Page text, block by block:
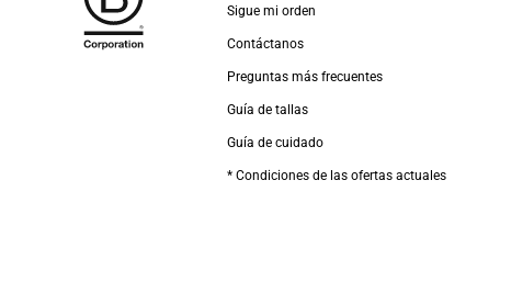
Sigue mi orden
Contáctanos
Preguntas más frecuentes
Guía de tallas
Guía de cuidado
* Condiciones de las ofertas actuales